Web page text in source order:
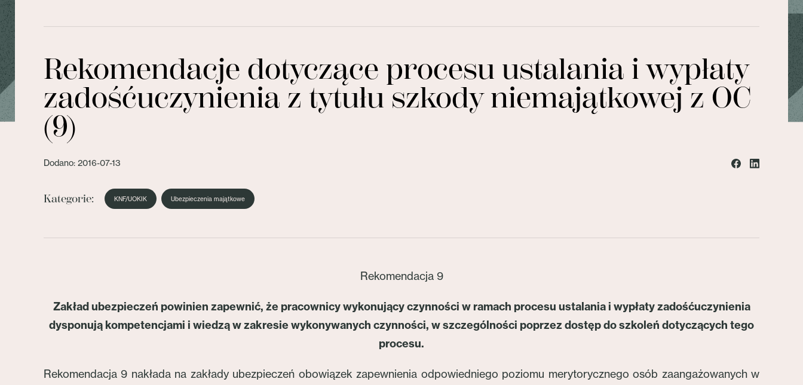
Rekomendacje dotyczące procesu ustalania i wypłaty
zadośćuczynienia z tytułu szkody niemajątkowej z OC
(9)
Dodano: 2016-07-13
Kategorie: KNF/UOKIK Ubezpieczenia majątkowe
Rekomendacja 9
Zakład ubezpieczeń powinien zapewnić, że pracownicy wykonujący czynności w ramach procesu ustalania i wypłaty zadośćuczynienia
dysponują kompetencjami i wiedzą w zakresie wykonywanych czynności, w szczególności poprzez dostęp do szkoleń dotyczących tego
procesu.
Rekomendacja 9 nakłada na zakłady ubezpieczeń obowiązek zapewnienia odpowiedniego poziomu merytorycznego osób zaangażowanych w